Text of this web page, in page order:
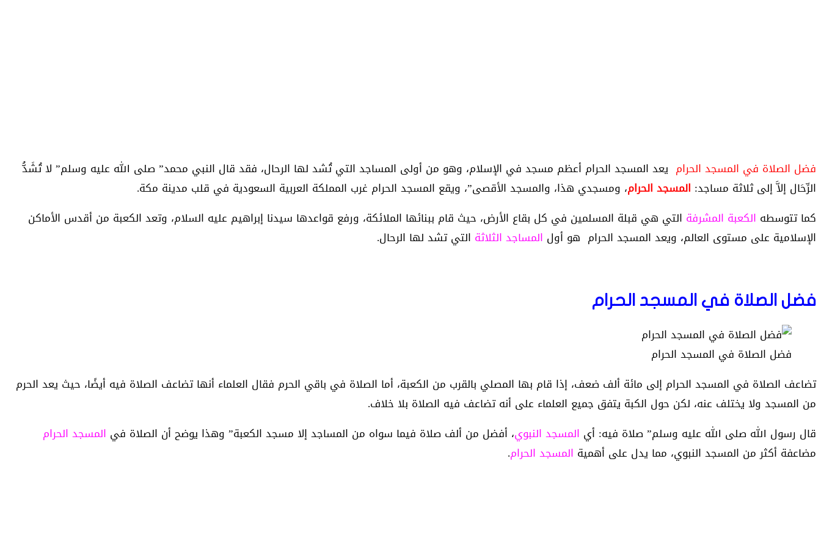
فضل الصلاة في المسجد الحرام يعد المسجد الحرام أعظم مسجد في الإسلام، وهو من أولى المساجد التي تُشد لها الرحال، فقد قال النبي محمد” صلى الله عليه وسلم” لا تُشَدُّ
الرِّحَال إلاَّ إلى ثلاثة مساجد: المسجد الحرام، ومسجدي هذا، والمسجد الأقصى”، ويقع المسجد الحرام غرب المملكة العربية السعودية في قلب مدينة مكة.
كما تتوسطه الكعبة المشرفة التي هي قبلة المسلمين في كل بقاع الأرض، حيث قام ببنائها الملائكة، ورفع قواعدها سيدنا إبراهيم عليه السلام، وتعد الكعبة من أقدس الأماكن
الإسلامية على مستوى العالم، ويعد المسجد الحرام هو أول المساجد الثلاثة التي تشد لها الرحال.
فضل الصلاة في المسجد الحرام
فضل الصلاة في المسجد الحرام
تضاعف الصلاة في المسجد الحرام إلى مائة ألف ضعف، إذا قام بها المصلي بالقرب من الكعبة، أما الصلاة في باقي الحرم فقال العلماء أنها تضاعف الصلاة فيه أيضًا، حيث يعد الحرم
من المسجد ولا يختلف عنه، لكن حول الكبة يتفق جميع العلماء على أنه تضاعف فيه الصلاة بلا خلاف.
قال رسول الله صلى الله عليه وسلم” صلاة فيه: أي المسجد النبوي، أفضل من ألف صلاة فيما سواه من المساجد إلا مسجد الكعبة” وهذا يوضح أن الصلاة في المسجد الحرام
مضاعفة أكثر من المسجد النبوي، مما يدل على أهمية المسجد الحرام.